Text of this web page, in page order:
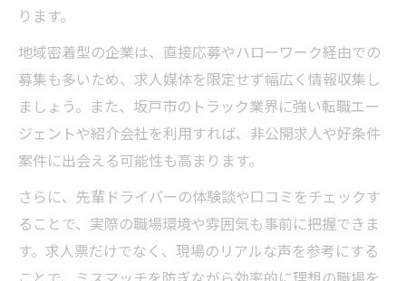
ります。
地域密着型の企業は、直接応募やハローワーク経由での
募集も多いため、求人媒体を限定せず幅広く情報収集し
ましょう。また、坂戸市のトラック業界に強い転職エー
ジェントや紹介会社を利用すれば、非公開求人や好条件
案件に出会える可能性も高まります。
さらに、先輩ドライバーの体験談や口コミをチェックす
ることで、実際の職場環境や雰囲気も事前に把握できま
す。求人票だけでなく、現場のリアルな声を参考にする